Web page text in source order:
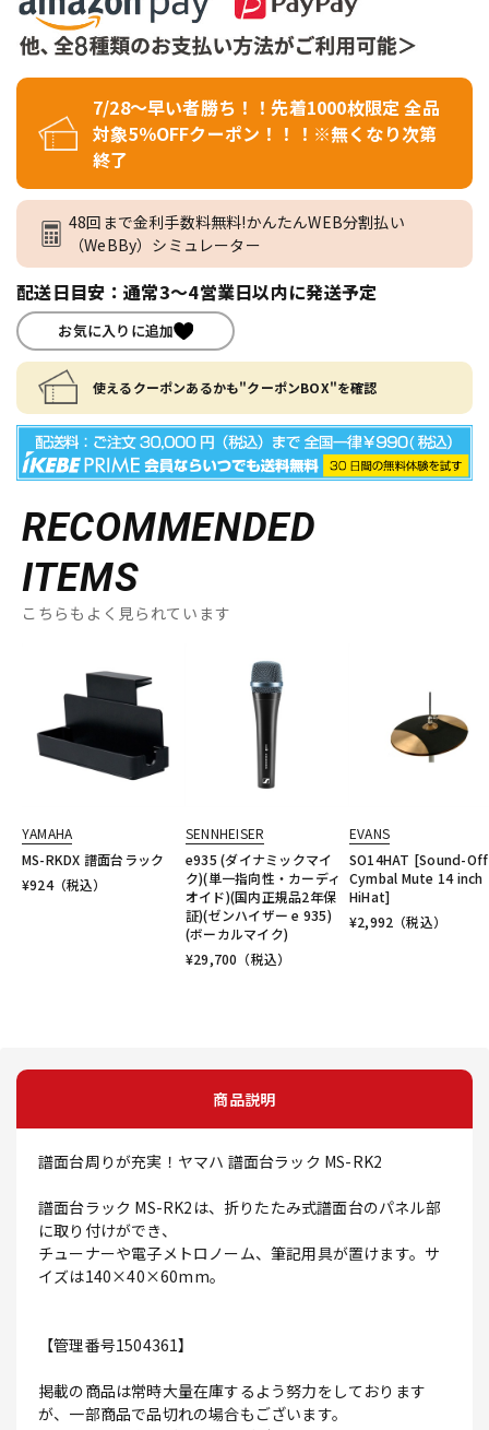
7/28～早い者勝ち！！先着1000枚限定 全品
対象5％OFFクーポン！！！※無くなり次第
終了
48回まで金利手数料無料!かんたんWEB分割払い
（WeBBy）シミュレーター
配送日目安：通常3～4営業日以内に発送予定
お気に入りに追加
使えるクーポンあるかも"クーポンBOX"を確認
RECOMMENDED
ITEMS
こちらもよく見られています
YAMAHA
MS-RKDX 譜面台ラック
¥924（税込）
SENNHEISER
e935 (ダイナミックマイ
ク)(単一指向性・カーディ
オイド)(国内正規品2年保
証)(ゼンハイザー e 935)
(ボーカルマイク)
¥29,700 （税込）
EVANS
SO14HAT [Sound-Off
Cymbal Mute 14 inch
HiHat]
¥2,992 （税込）
商品説明
譜面台周りが充実！ヤマハ 譜面台ラック MS-RK2
譜面台ラック MS-RK2は、折りたたみ式譜面台のパネル部
に取り付けができ、
チューナーや電子メトロノーム、筆記用具が置けます。サ
イズは140×40×60mm。
【管理番号1504361】
掲載の商品は常時大量在庫するよう努力をしております
が、一部商品で品切れの場合もございます。